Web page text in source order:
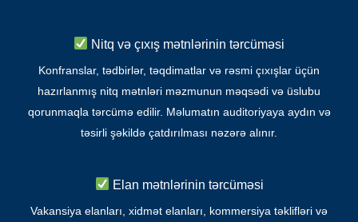
Nitq və çıxış mətnlərinin tərcüməsi
Konfranslar, tədbirlər, təqdimatlar və rəsmi çıxışlar üçün
hazırlanmış nitq mətnləri məzmunun məqsədi və üslubu
qorunmaqla tərcümə edilir. Məlumatın auditoriyaya aydın və
təsirli şəkildə çatdırılması nəzərə alınır.
Elan mətnlərinin tərcüməsi
Vakansiya elanları, xidmət elanları, kommersiya təklifləri və